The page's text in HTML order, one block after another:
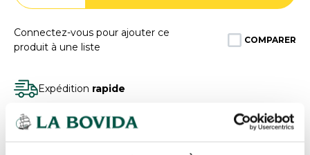
Connectez-vous pour ajouter ce
produit à une liste
COMPARER
Expédition rapide
Des experts
à votre écoute